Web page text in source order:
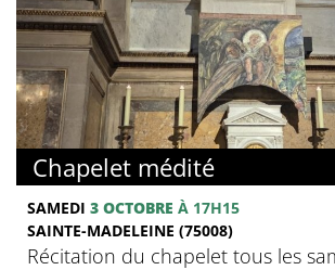
Chapelet médité
SAMEDI 3 OCTOBRE À 17H15
SAINTE-MADELEINE (75008)
Récitation du chapelet tous les